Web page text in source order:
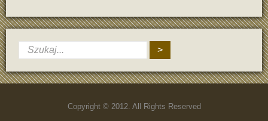
>
Copyright © 2012. All Rights Reserved